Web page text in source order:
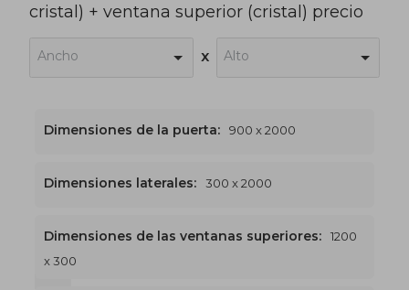
cristal) + ventana superior (cristal) precio
Ancho x Alto
Dimensiones de la puerta: 900 x 2000
Dimensiones laterales: 300 x 2000
Dimensiones de las ventanas superiores:
1200
x 300